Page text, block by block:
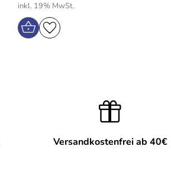
inkl. 19% MwSt.
Versandkostenfrei ab 40€